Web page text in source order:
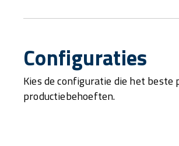
Configuraties
Kies de configuratie die het beste
productiebehoeften.